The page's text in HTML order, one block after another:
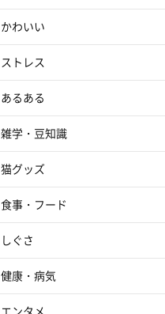
かわいい
ストレス
あるある
雑学・豆知識
猫グッズ
食事・フード
しぐさ
健康・病気